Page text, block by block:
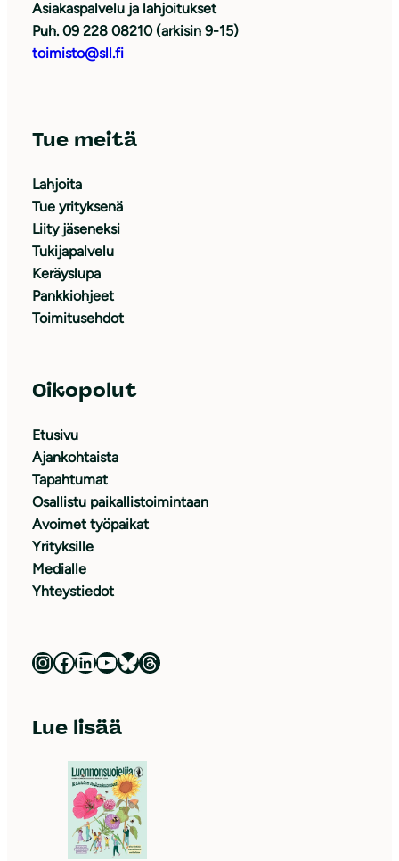
Asiakaspalvelu ja lahjoitukset
Puh. 09 228 08210 (arkisin 9-15)
toimisto@sll.fi
Tue meitä
Lahjoita
Tue yrityksenä
Liity jäseneksi
Tukijapalvelu
Keräyslupa
Pankkiohjeet
Toimitusehdot
Oikopolut
Etusivu
Ajankohtaista
Tapahtumat
Osallistu paikallistoimintaan
Avoimet työpaikat
Yrityksille
Medialle
Yhteystiedot
Luonnonsuojeluliitto Instagramissa Luonnonsuojeluliitto Facebookissa Luonnonsuojeluliitto LinkedInissä Luonnonsuojeluliiton YouTube-kanava Luonnonsuojeluliitto Blueskyssa Luonnonsuojeluliitto Threadsissa
Lue lisää